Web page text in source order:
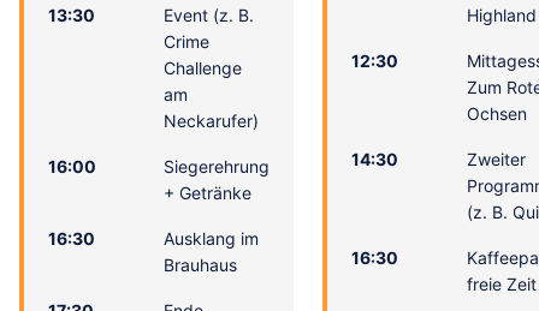
13:30
Event (z. B.
Crime
Challenge
am
Neckarufer)
16:00
Siegerehrung
+ Getränke
16:30
Ausklang im
Brauhaus
12:30
Zum
Ochsen
14:30
Zweiter
(z. B.
16:30
freie Zeit